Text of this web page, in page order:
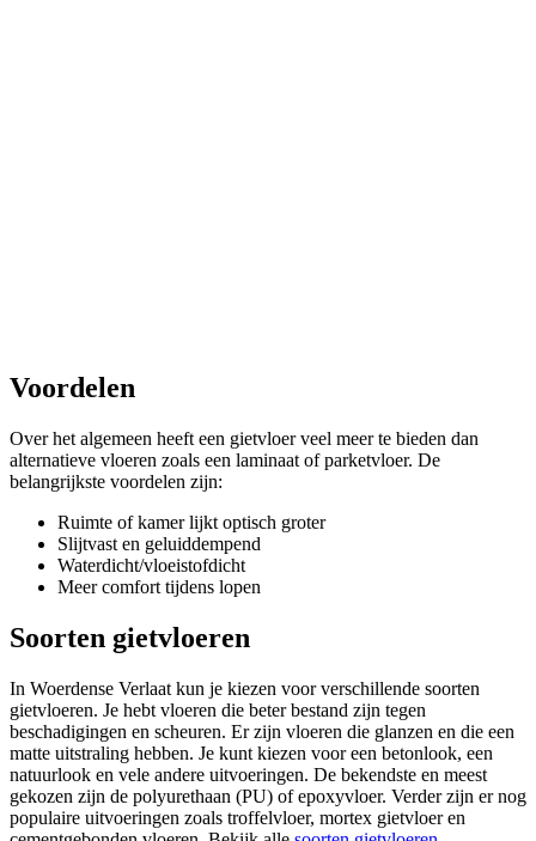
Voordelen
Over het algemeen heeft een gietvloer veel meer te bieden dan
alternatieve vloeren zoals een laminaat of parketvloer. De
belangrijkste voordelen zijn:
Ruimte of kamer lijkt optisch groter
Slijtvast en geluiddempend
Waterdicht/vloeistofdicht
Meer comfort tijdens lopen
Soorten gietvloeren
In Woerdense Verlaat kun je kiezen voor verschillende soorten
gietvloeren. Je hebt vloeren die beter bestand zijn tegen
beschadigingen en scheuren. Er zijn vloeren die glanzen en die een
matte uitstraling hebben. Je kunt kiezen voor een betonlook, een
natuurlook en vele andere uitvoeringen. De bekendste en meest
gekozen zijn de polyurethaan (PU) of epoxyvloer. Verder zijn er nog
populaire uitvoeringen zoals troffelvloer, mortex gietvloer en